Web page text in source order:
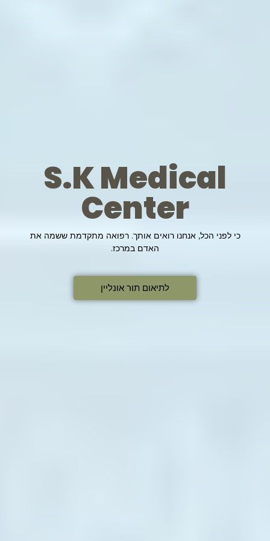
S.K Medical
Center
כי לפני הכל, אנחנו רואים אותך. רפואה מתקדמת ששמה את
האדם במרכז.
לתיאום תור אונליין